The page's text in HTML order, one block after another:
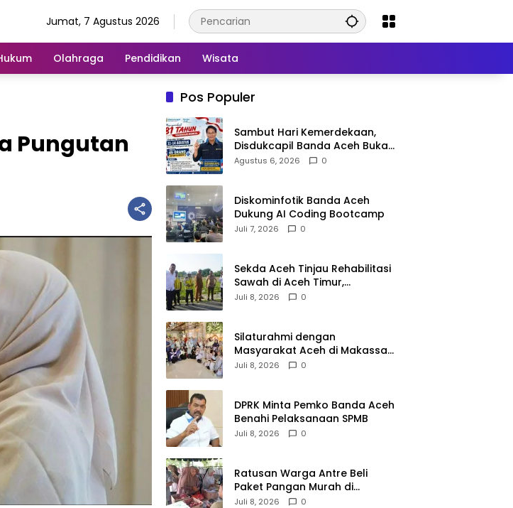
Jumat, 7 Agustus 2026
Olahraga Pendidikan Wisata
Pungutan
Pos Populer
Sambut Hari Kemerdekaan,
Disdukcapil Banda Aceh Buka
Layanan Ganti Foto KTP
Agustus 6, 2026 0
Diskominfotik Banda Aceh
Dukung AI Coding Bootcamp
Juli 7, 2026 0
Sekda Aceh Tinjau Rehabilitasi
Sawah di Aceh Timur,
Targetkan Tanam Juli
Juli 8, 2026 0
Silaturahmi dengan
Masyarakat Aceh di Makassar,
Kak Na Mengaku Bangga atas
Juli 8, 2026 0
DPRK Minta Pemko Banda Aceh
Benahi Pelaksanaan SPMB
Juli 8, 2026 0
Ratusan Warga Antre Beli
Paket Pangan Murah di
Simpang Tiga
Juli 8, 2026 0